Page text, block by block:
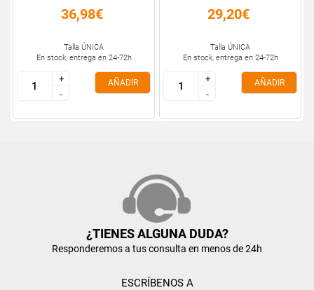
36,98€
Talla ÚNICA
En stock, entrega en 24-72h
+
-
+
-
AÑADIR
29,20€
Talla ÚNICA
En stock, entrega en 24-72h
+
-
+
-
AÑADIR
¿TIENES ALGUNA DUDA?
Responderemos a tus consulta en menos de 24h
ESCRÍBENOS A